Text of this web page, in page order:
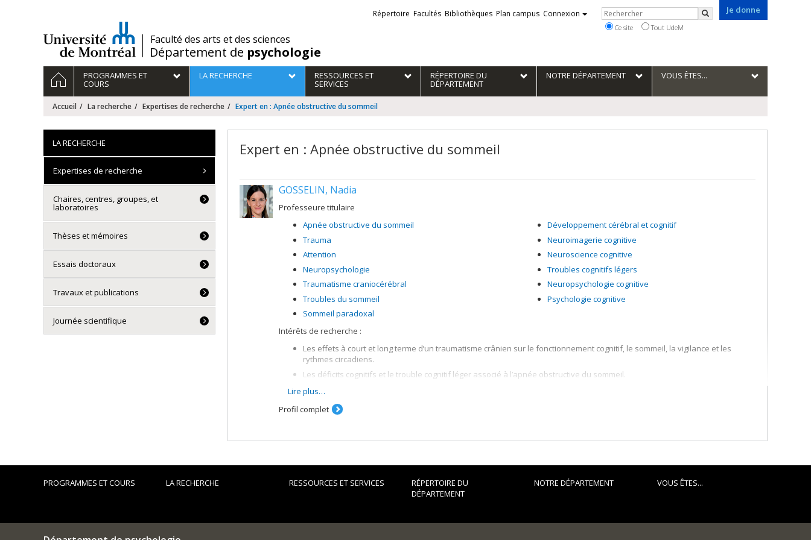
/Faculté des arts et des sciences
Département de psychologie
Je donne
Liens
externes
Répertoire Facultés Bibliothèques Plan campus Connexion Rechercher
Rechercher
Ce site Tout UdeM
Navigation
principale
ACCUEILPROGRAMMES ET
COURS
LA RECHERCHE RESSOURCES ET
SERVICES
RÉPERTOIRE DU
DÉPARTEMENT
NOTRE DÉPARTEMENT VOUS ÊTES...
Accueil La recherche Expertises de recherche Expert en : Apnée obstructive du sommeil
Expert en : Apnée obstructive du sommeil
GOSSELIN, Nadia
Professeure titulaire
Apnée obstructive du sommeil
Trauma
Attention
Neuropsychologie
Traumatisme craniocérébral
Troubles du sommeil
Sommeil paradoxal
Développement cérébral et cognitif
Neuroimagerie cognitive
Neuroscience cognitive
Troubles cognitifs légers
Neuropsychologie cognitive
Psychologie cognitive
Intérêts de recherche :
Les effets à court et long terme d’un traumatisme crânien sur le fonctionnement cognitif, le sommeil, la vigilance et les
rythmes circadiens.
Les déficits cognitifs et le trouble cognitif léger associé à l’apnée obstructive du sommeil.
La pathophysiologie de l'hypersomnie idiopathique.
Le développement de plateforme de science ouverte pour le partage des données et des outils d'analyse en sommeil
Lire plus…
Profil complet
LA RECHERCHE
Expertises de recherche
Chaires, centres, groupes, et
laboratoires
Thèses et mémoires
Essais doctoraux
Travaux et publications
Journée scientifique
PROGRAMMES ET COURS LA RECHERCHE RESSOURCES ET SERVICES
RÉPERTOIRE DU
DÉPARTEMENT
NOTRE DÉPARTEMENT VOUS ÊTES...